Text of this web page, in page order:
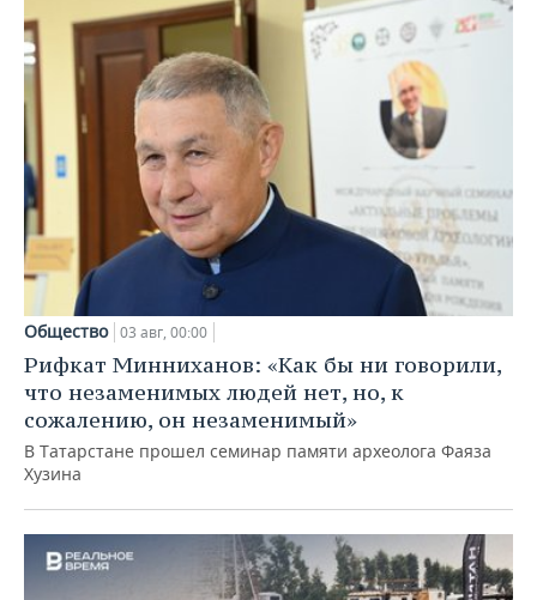
Общество 03 авг, 00:00
Рифкат Минниханов: «Как бы ни говорили,
что незаменимых людей нет, но, к
сожалению, он незаменимый»
В Татарстане прошел семинар памяти археолога Фаяза
Хузина